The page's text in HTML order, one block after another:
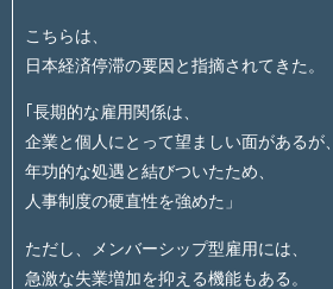
こちらは、
日本経済停滞の要因と指摘されてきた。
｢長期的な雇用関係は、
企業と個人にとって望ましい面があるが、
年功的な処遇と結びついたため、
人事制度の硬直性を強めた」
ただし、メンバーシップ型雇用には、
急激な失業増加を抑える機能もある。